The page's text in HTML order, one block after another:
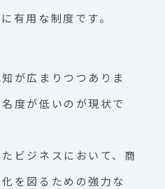
有用な制度です。
が広まりつつありま
度が低いのが現状で
ビジネスにおいて、商
を図るための強力な